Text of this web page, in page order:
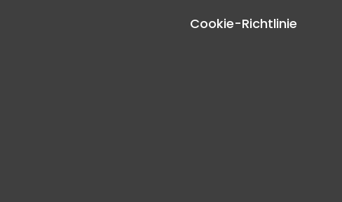
Cookie-Richtlinie